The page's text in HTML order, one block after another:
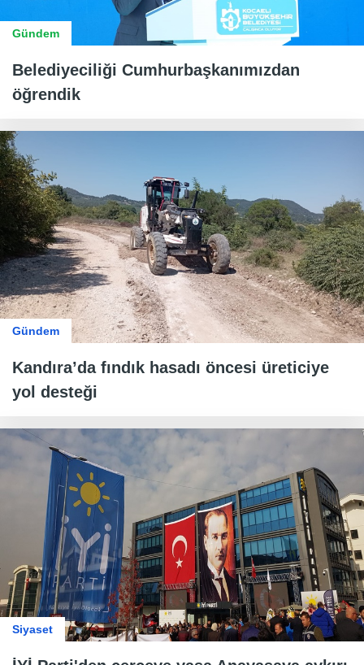
Gündem
Belediyeciliği Cumhurbaşkanımızdan
öğrendik
Gündem
Kandıra’da fındık hasadı öncesi üreticiye
yol desteği
Siyaset